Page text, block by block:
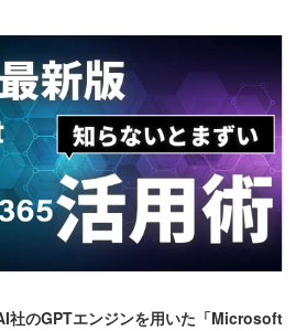
のGPTエンジンを用いた「Microsoft